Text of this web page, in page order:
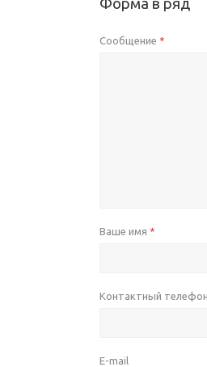
Форма в ряд
Сообщение *
Ваше имя *
Контактный телефон
E-mail